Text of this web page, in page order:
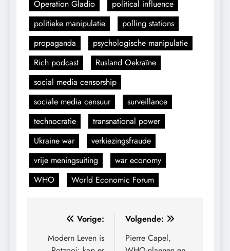
Operation Gladio
political influence
politieke manipulatie
polling stations
propaganda
psychologische manipulatie
Rich podcast
Rusland Oekraïne
social media censorship
sociale media censuur
surveillance
technocratie
transnational power
Ukraine war
verkiezingsfraude
vrije meningsuiting
war economy
WHO
World Economic Forum
Bericht
navigatie
Vorige:
Modern Leven is
Volgende:
Pierre Capel,